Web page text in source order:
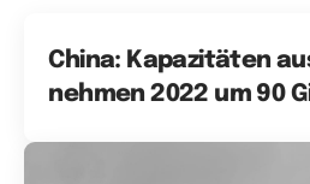
China: Kapazitäten
nehmen 2022 um 90